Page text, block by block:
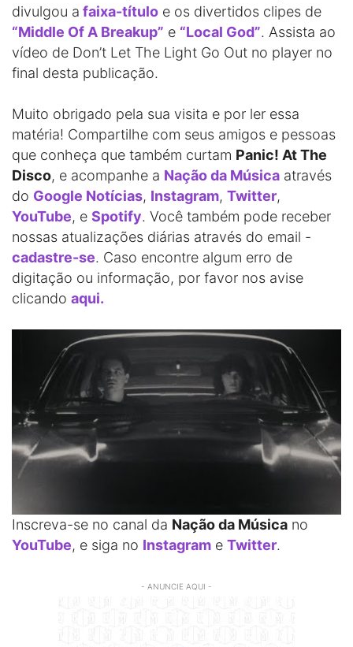
divulgou a faixa-título e os divertidos clipes de
“Middle Of A Breakup” e “Local God”. Assista ao
vídeo de Don’t Let The Light Go Out no player no
final desta publicação.
Muito obrigado pela sua visita e por ler essa
matéria! Compartilhe com seus amigos e pessoas
que conheça que também curtam Panic! At The
Disco, e acompanhe a Nação da Música através
do Google Notícias, Instagram, Twitter,
YouTube, e Spotify. Você também pode receber
nossas atualizações diárias através do email -
cadastre-se. Caso encontre algum erro de
digitação ou informação, por favor nos avise
clicando aqui.
Inscreva-se no canal da Nação da Música no
YouTube, e siga no Instagram e Twitter.
- ANUNCIE AQUI -